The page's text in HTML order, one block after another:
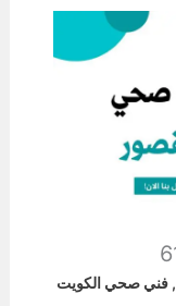
, فني صحي الكويت